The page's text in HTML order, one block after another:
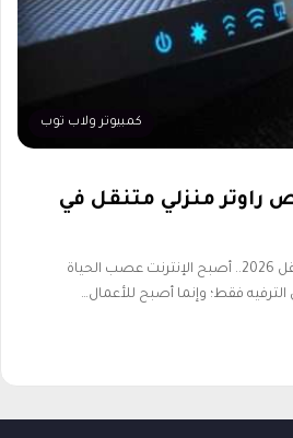
كمبيوتر ولاب توب
راوتر منزلي متنقل في
أفضل وأرخص راوتر منزلي متنقل 2026.. أصبح الإنترنت عصب الحياة
فقط؛ وإنما أصبح للأعمال…